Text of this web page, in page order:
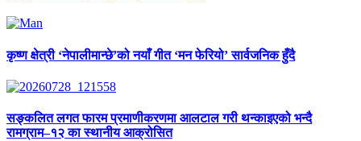
कृष्णक्षेत्री ‘नेपालीमान्छे’को नयाँ गीत ‘मन फेरियो’ सार्वजनिक हुँदै
सङ्कलितलगत फारम प्रमाणीकरणमा आलटाल गरी थन्काइएको भन्दै
रामग्राम–१२ का स्थानीय आक्रोसित